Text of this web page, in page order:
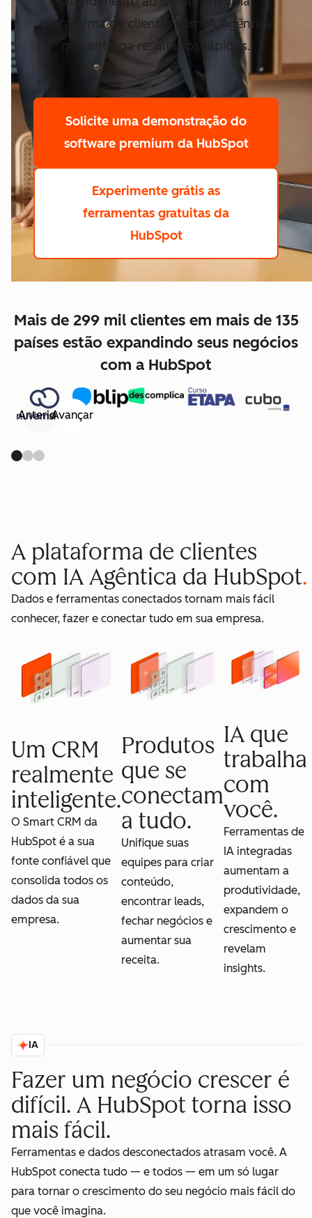
plataforma de clientes com IA Agêntica
que entrega resultados rápidos.
Solicite uma demonstração do
software premium da HubSpot
Experimente grátis as
ferramentas gratuitas da
HubSpot
Mais de 299 mil clientes em mais de 135
países estão expandindo seus negócios
com a HubSpot
AnteriorAvançar
A plataforma de clientes
com IA Agêntica da HubSpot
Dados e ferramentas conectados tornam mais fácil
conhecer, fazer e conectar tudo em sua empresa.
Um CRM
realmente
inteligente.
O Smart CRM da
HubSpot é a sua
fonte confiável que
consolida todos os
dados da sua
empresa.
Produtos
que se
conectam
a tudo.
Unifique suas
equipes para criar
conteúdo,
encontrar leads,
fechar negócios e
aumentar sua
receita.
IA que
trabalha
com
você.
Ferramentas de
IA integradas
aumentam a
produtividade,
expandem o
crescimento e
revelam
insights.
IA
Fazer um negócio crescer é
difícil. A HubSpot torna isso
mais fácil.
Ferramentas e dados desconectados atrasam você. A
HubSpot conecta tudo — e todos — em um só lugar
para tornar o crescimento do seu negócio mais fácil do
que você imagina.